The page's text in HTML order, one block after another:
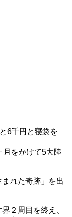
6千円と寝袋を
月をかけて5大陸
れた奇跡」を出
２周目を終え、